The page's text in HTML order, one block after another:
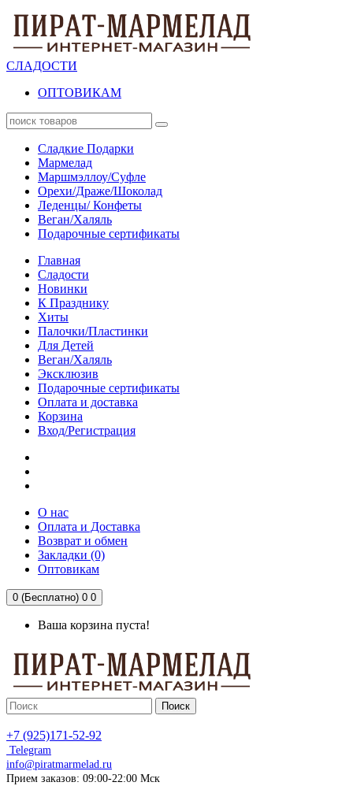
СЛАДОСТИ
ОПТОВИКАМ
Сладкие Подарки
Мармелад
Маршмэллоу/Суфле
Орехи/Драже/Шоколад
Леденцы/ Конфеты
Веган/Халяль
Подарочные сертификаты
Главная
Сладости
Новинки
К Празднику
Хиты
Палочки/Пластинки
Для Детей
Веган/Халяль
Эксклюзив
Подарочные сертификаты
Оплата и доставка
Корзина
Вход/Регистрация
О нас
Оплата и Доставка
Возврат и обмен
Закладки (0)
Оптовикам
0 (Бесплатно) 0 0
Ваша корзина пуста!
Поиск
+7 (925)171-52-92
Telegram
info@piratmarmelad.ru
Прием заказов: 09:00-22:00 Мск